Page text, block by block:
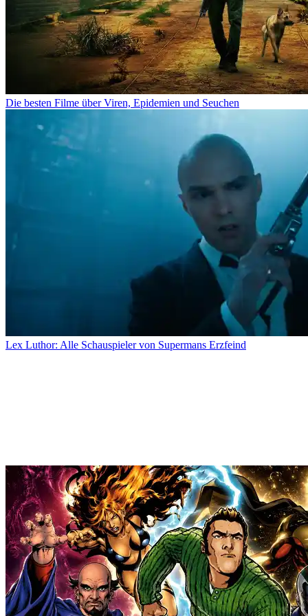
Die besten Filme über Viren, Epidemien und Seuchen
Lex Luthor: Alle Schauspieler von Supermans Erzfeind